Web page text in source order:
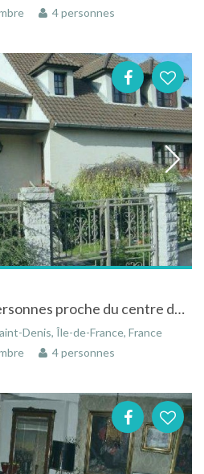
4 personnes
Appartement pour 4 personnes proche du centre de Paris mais au calme de la campagne !
Denis, Île-de-France, France
4 personnes